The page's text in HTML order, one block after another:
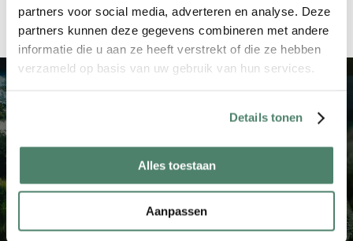
partners voor social media, adverteren en analyse. Deze
partners kunnen deze gegevens combineren met andere
informatie die u aan ze heeft verstrekt of die ze hebben
verzameld op basis van uw gebruik van hun services.
Details tonen
Alles toestaan
Aanpassen
for investors